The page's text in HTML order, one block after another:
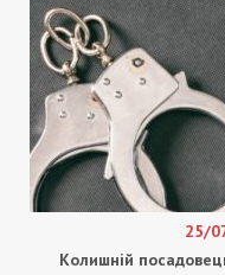
25/
Колишній